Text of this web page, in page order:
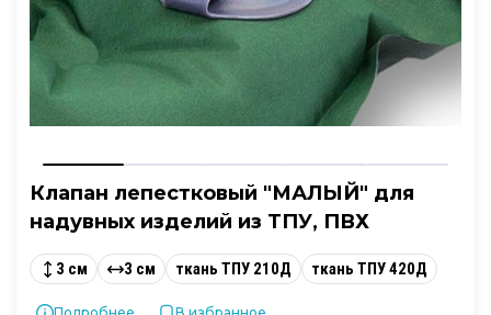
Клапан лепестковый "МАЛЫЙ" для
надувных изделий из ТПУ, ПВХ
3 см 3 см ткань ТПУ 210Д ткань ТПУ 420Д